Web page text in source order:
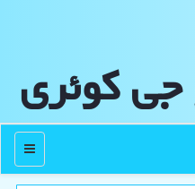
كوئری
منو